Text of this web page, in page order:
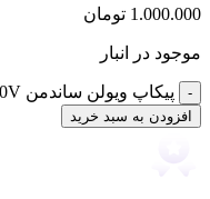
1.000.000 تومان
موجود در انبار
پیکاپ ویولن ساندمن 60V عدد
افزودن به سبد خرید